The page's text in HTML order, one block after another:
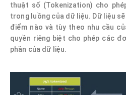
thuật số (Tokenization) cho
trong luồng của dữ liệu. Dữ liệu
điểm nào và tùy theo nhu cầu
quyền riêng biệt cho phép các
phần của dữ liệu.